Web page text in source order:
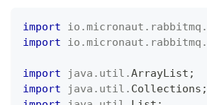
import io .micronaut . rabbitmq .
import
io .micronaut . rabbitmq .
import java . util .ArrayList ;
import
java . util . Collections ;